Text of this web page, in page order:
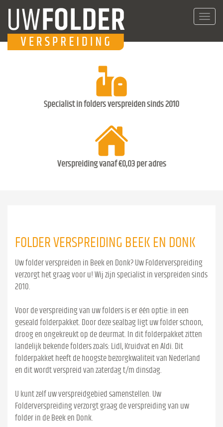
Specialist in folders verspreiden sinds 2010
Verspreiding vanaf €0,03 per adres
FOLDER VERSPREIDING BEEK EN DONK
Uw folder verspreiden in Beek en Donk? Uw Folderverspreiding
verzorgt het graag voor u! Wij zijn specialist in verspreiden sinds
2010.
Voor de verspreiding van uw folders is er één optie: in een
geseald folderpakket. Door deze sealbag ligt uw folder schoon,
droog en ongekreukt op de deurmat. In dit folderpakket zitten
landelijk bekende folders zoals: Lidl, Kruidvat en Aldi. Dit
folderpakket heeft de hoogste bezorgkwaliteit van Nederland
en dit wordt verspreid van zaterdag t/m dinsdag.
U kunt zelf uw verspreidgebied samenstellen. Uw
Folderverspreiding verzorgt graag de verspreiding van uw
folder in de Beek en Donk.